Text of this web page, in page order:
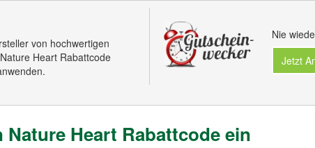
von hochwertigen
Heart Rabattcode
Nie
Jetzt
Heart Rabattcode ein